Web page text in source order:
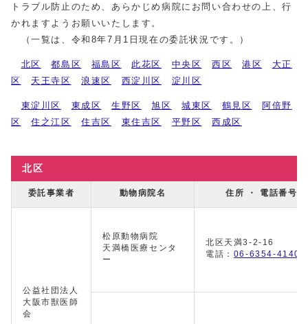
トラブル防止のため、あらかじめ病院にお問い合わせの上、行
かれますようお願いいたします。
（一覧は、令和8年7月1日現在の委託状況です。）
北区 都島区 福島区 此花区 中央区 西区 港区
大正
区
天王寺区 浪速区 西淀川区 淀川区
東淀川区 東成区 生野区 旭区 城東区 鶴見区
阿倍野
区
住之江区 住吉区 東住吉区 平野区 西成区
北区
委託事業者 動物病院名 住所 ・ 電話番号
公益社団法人
大阪市獣医師
会
松原動物病院
天満橋医療センタ
ー
北区天満3-2-16
電話： 06-6354-4140